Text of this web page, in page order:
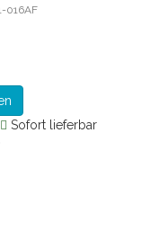
016AF
Sofort lieferbar